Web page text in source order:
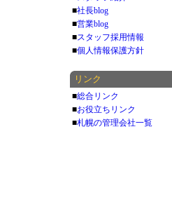
■社長blog
■営業blog
■スタッフ採用情報
■個人情報保護方針
リンク
■総合リンク
■お役立ちリンク
■札幌の管理会社一覧